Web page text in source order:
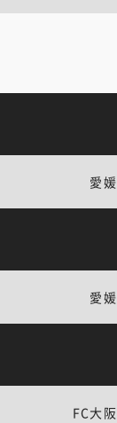
愛媛
愛媛
FC大阪